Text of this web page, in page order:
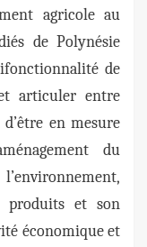
agricole au
de Polynésie
de
articuler entre
en mesure
du
produits et son
économique et